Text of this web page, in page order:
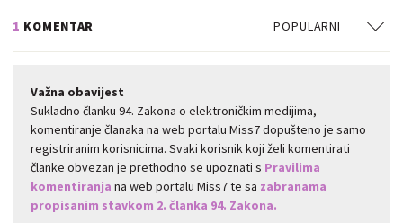
1 KOMENTAR POPULARNI
Važna obavijest
Sukladno članku 94. Zakona o elektroničkim medijima,
komentiranje članaka na web portalu Miss7 dopušteno je samo
registriranim korisnicima. Svaki korisnik koji želi komentirati
članke obvezan je prethodno se upoznati s Pravilima
komentiranja na web portalu Miss7 te sa zabranama
propisanim stavkom 2. članka 94. Zakona.